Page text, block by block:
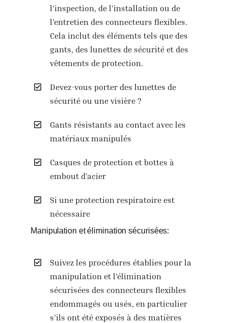
l’inspection, de l’installation ou de
l’entretien des connecteurs flexibles.
Cela inclut des éléments tels que des
gants, des lunettes de sécurité et des
vêtements de protection.
Devez-vous porter des lunettes de
sécurité ou une visière ?
Gants résistants au contact avec les
matériaux manipulés
Casques de protection et bottes à
embout d’acier
Si une protection respiratoire est
nécessaire
Manipulation et élimination sécurisées:
Suivez les procédures établies pour la
manipulation et l’élimination
sécurisées des connecteurs flexibles
endommagés ou usés, en particulier
s’ils ont été exposés à des matières